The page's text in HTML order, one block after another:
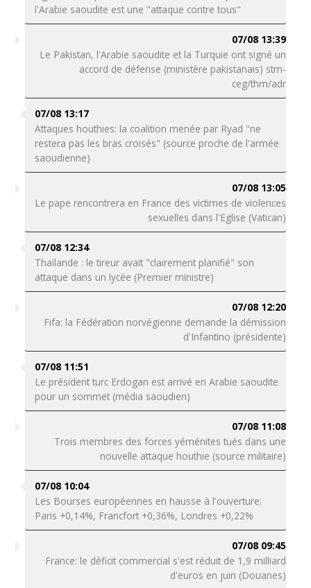
l'Arabie saoudite est une "attaque contre tous"
07/08 13:39
Le Pakistan, l'Arabie saoudite et la Turquie ont signé un
accord de défense (ministère pakistanais) stm-
ceg/thm/adr
07/08 13:17
Attaques houthies: la coalition menée par Ryad "ne
restera pas les bras croisés" (source proche de l'armée
saoudienne)
07/08 13:05
Le pape rencontrera en France des victimes de violences
sexuelles dans l'Eglise (Vatican)
07/08 12:34
Thaïlande : le tireur avait "clairement planifié" son
attaque dans un lycée (Premier ministre)
07/08 12:20
Fifa: la Fédération norvégienne demande la démission
d'Infantino (présidente)
07/08 11:51
Le président turc Erdogan est arrivé en Arabie saoudite
pour un sommet (média saoudien)
07/08 11:08
Trois membres des forces yéménites tués dans une
nouvelle attaque houthie (source militaire)
07/08 10:04
Les Bourses européennes en hausse à l'ouverture:
Paris +0,14%, Francfort +0,36%, Londres +0,22%
07/08 09:45
France: le déficit commercial s'est réduit de 1,9 milliard
d'euros en juin (Douanes)